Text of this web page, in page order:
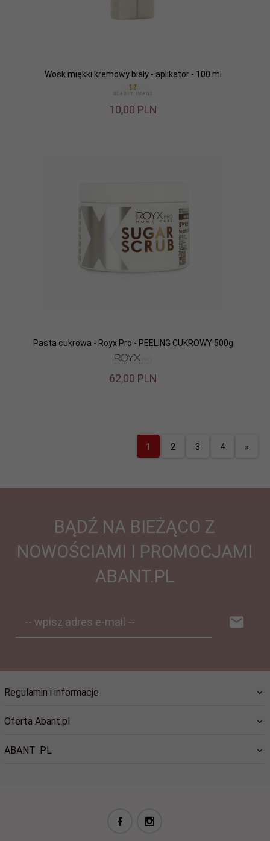
Wosk miękki kremowy biały - aplikator - 100 ml
10,00 PLN
Pasta cukrowa - Royx Pro - PEELING CUKROWY 500g
62,00 PLN
1 2 3 4 »
BĄDŹ NA BIEŻĄCO Z
NOWOŚCIAMI I PROMOCJAMI
ABANT.PL
-- wpisz adres e-mail --
Regulamin i informacje
Oferta Abant.pl
ABANT .PL